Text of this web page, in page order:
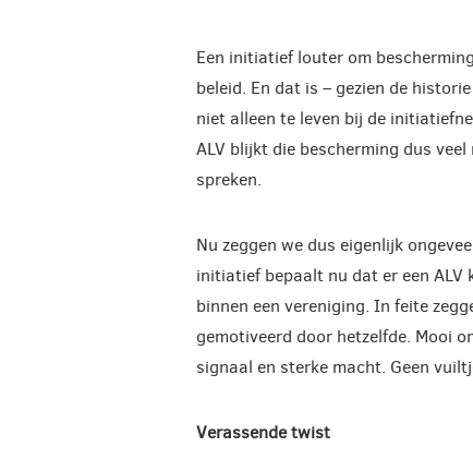
Een initiatief louter om
beleid. En dat is – gezien de
niet alleen te leven bij de
ALV blijkt die bescherming dus
spreken.
Nu zeggen we dus eigenlijk
initiatief bepaalt nu dat er een
binnen een vereniging. In feite
gemotiveerd door hetzelfde. Mooi
signaal en sterke macht. Geen
Verassende twist